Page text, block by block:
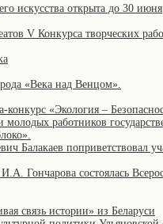
искусства открыта до 30 июня
V Конкурса творческих
«Века над Венцом».
конкурс «Экология –
молодых работников
Балакаев поприветствовал
Гончарова состоялась
связь истории» из Беларуси